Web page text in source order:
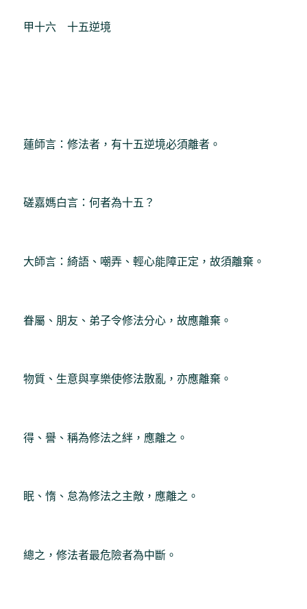
甲十六 十五逆境
蓮師言：修法者，有十五逆境必須離者。
磋嘉媽白言：何者為十五？
大師言：綺語、嘲弄、輕心能障正定，故須離棄。
眷屬、朋友、弟子令修法分心，故應離棄。
物質、生意與享樂使修法散亂，亦應離棄。
得、譽、稱為修法之絆，應離之。
眠、惰、怠為修法之主敵，應離之。
總之，修法者最危險者為中斷。